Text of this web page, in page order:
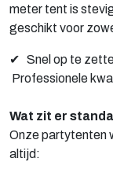
meter tent is
geschikt voor
✔ Snel op te
Professionele
Wat zit er
Onze partytenten
altijd: